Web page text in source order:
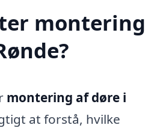
montering
montering af døre i
at forstå, hvilke